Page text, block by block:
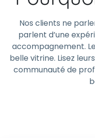
Nos clients ne
parlent d’une
accompagnement.
belle vitrine. Lisez
communauté de